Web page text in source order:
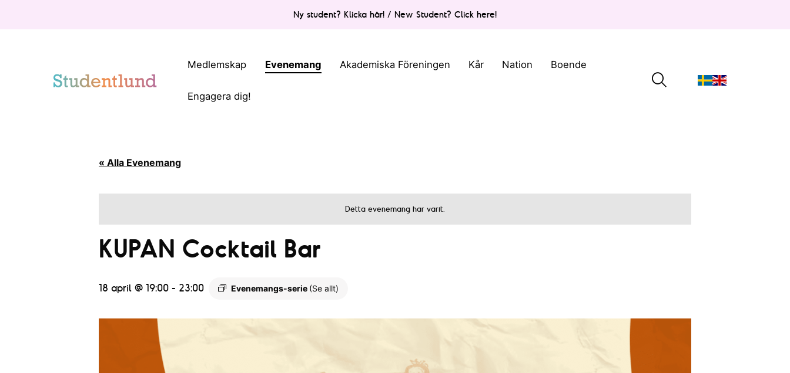
Ny student? Klicka här! / New Student? Click here!
Medlemskap Evenemang Akademiska Föreningen Kår Nation Boende
Engagera dig!
« Alla Evenemang
Detta evenemang har varit.
KUPAN Cocktail Bar
18 april @ 19:00 - 23:00 Evenemangs-serie (Se allt)